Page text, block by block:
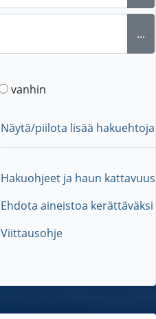
...
vanhin
Näytä/piilota lisää hakuehtoja
Hakuohjeet ja haun kattavuus
Ehdota aineistoa kerättäväksi
Viittausohje